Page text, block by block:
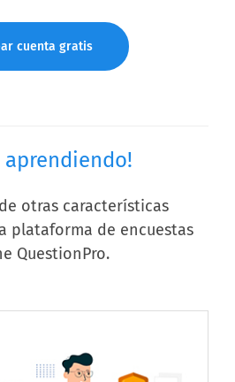
cuenta gratis
aprendiendo!
otras características
plataforma de encuestas
QuestionPro.